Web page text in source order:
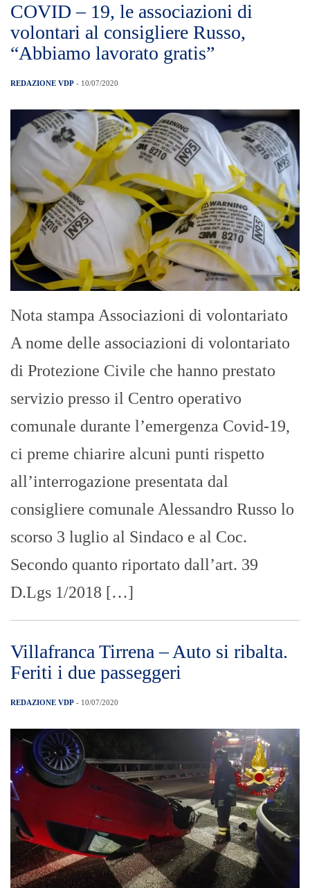
COVID – 19, le associazioni di
volontari al consigliere Russo,
“Abbiamo lavorato gratis”
REDAZIONE VDP - 10/07/2020
Nota stampa Associazioni di volontariato
A nome delle associazioni di volontariato
di Protezione Civile che hanno prestato
servizio presso il Centro operativo
comunale durante l’emergenza Covid-19,
ci preme chiarire alcuni punti rispetto
all’interrogazione presentata dal
consigliere comunale Alessandro Russo lo
scorso 3 luglio al Sindaco e al Coc.
Secondo quanto riportato dall’art. 39
D.Lgs 1/2018 […]
Villafranca Tirrena – Auto si ribalta.
Feriti i due passeggeri
REDAZIONE VDP - 10/07/2020